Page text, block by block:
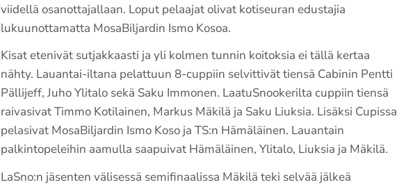
viidellä osanottajallaan. Loput pelaajat olivat kotiseuran edustajia
lukuunottamatta MosaBiljardin Ismo Kosoa.
Kisat etenivät sutjakkaasti ja yli kolmen tunnin koitoksia ei tällä kertaa
nähty. Lauantai-iltana pelattuun 8-cuppiin selvittivät tiensä Cabinin Pentti
Pällijeff, Juho Ylitalo sekä Saku Immonen. LaatuSnookerilta cuppiin tiensä
raivasivat Timmo Kotilainen, Markus Mäkilä ja Saku Liuksia. Lisäksi Cupissa
pelasivat MosaBiljardin Ismo Koso ja TS:n Hämäläinen. Lauantain
palkintopeleihin aamulla saapuivat Hämäläinen, Ylitalo, Liuksia ja Mäkilä.
LaSno:n jäsenten välisessä semifinaalissa Mäkilä teki selvää jälkeä